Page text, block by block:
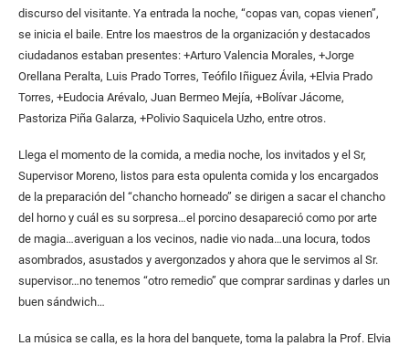
discurso del visitante. Ya entrada la noche, “copas van, copas vienen”,
se inicia el baile. Entre los maestros de la organización y destacados
ciudadanos estaban presentes: +Arturo Valencia Morales, +Jorge
Orellana Peralta, Luis Prado Torres, Teófilo Iñiguez Ávila, +Elvia Prado
Torres, +Eudocia Arévalo, Juan Bermeo Mejía, +Bolívar Jácome,
Pastoriza Piña Galarza, +Polivio Saquicela Uzho, entre otros.
Llega el momento de la comida, a media noche, los invitados y el Sr,
Supervisor Moreno, listos para esta opulenta comida y los encargados
de la preparación del “chancho horneado” se dirigen a sacar el chancho
del horno y cuál es su sorpresa…el porcino desapareció como por arte
de magia…averiguan a los vecinos, nadie vio nada…una locura, todos
asombrados, asustados y avergonzados y ahora que le servimos al Sr.
supervisor…no tenemos “otro remedio” que comprar sardinas y darles un
buen sándwich…
La música se calla, es la hora del banquete, toma la palabra la Prof. Elvia